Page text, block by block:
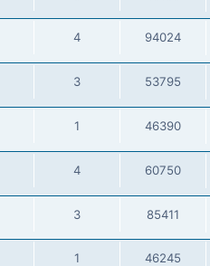
4 94024
3 53795
1 46390
4 60750
3 85411
1 46245